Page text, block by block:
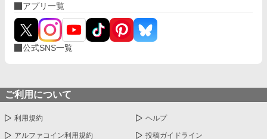
アプリ一覧
公式SNS一覧
ご利用について
利用規約 ヘルプ
アルファコイン利用規約 投稿ガイドライン